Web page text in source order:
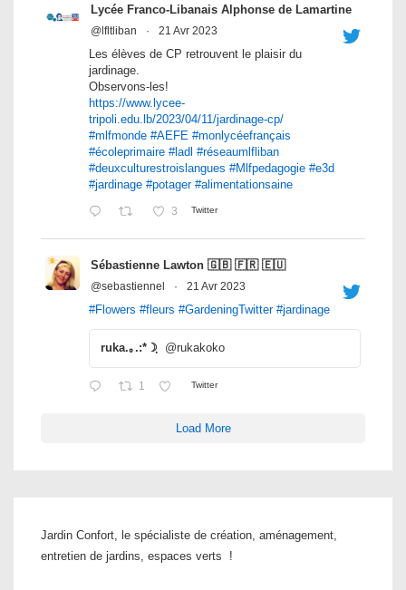
Lycée Franco-Libanais Alphonse de Lamartine
@lfltliban · 21 Avr 2023
Les élèves de CP retrouvent le plaisir du
jardinage.
Observons-les!
https://www.lycee-
tripoli.edu.lb/2023/04/11/jardinage-cp/
#mlfmonde #AEFE #monlycéefrançais
#écoleprimaire #ladl #réseaumlfliban
#deuxculturestroislangues #Mlfpedagogie #e3d
#jardinage #potager #alimentationsaine
3 Twitter
Sébastienne Lawton 🇬🇧 🇫🇷 🇪🇺
@sebastiennel · 21 Avr 2023
#Flowers #fleurs #GardeningTwitter #jardinage
ruka.｡.:*☽ฺ @rukakoko
1 Twitter
Load More
Jardin Confort, le spécialiste de création, aménagement,
entretien de jardins, espaces verts !